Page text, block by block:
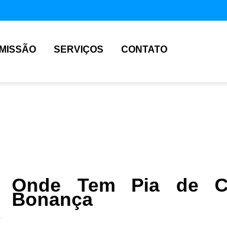
MISSÃO SERVIÇOS CONTATO
Onde Tem Pia de
Bonança